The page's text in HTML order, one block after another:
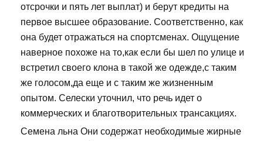
отсрочки и пять лет выплат) и берут кредиты на
первое высшее образование. Соответственно, как
она будет отражаться на спортсменах. Ощущение
наверное похоже на то,как если бы шел по улице и
встретил своего клона в такой же одежде,с таким
же голосом,да еще и с таким же жизненным
опытом. Селески уточнил, что речь идет о
коммерческих и благотворительных трансакциях.
Семена льна Они содержат необходимые жирные